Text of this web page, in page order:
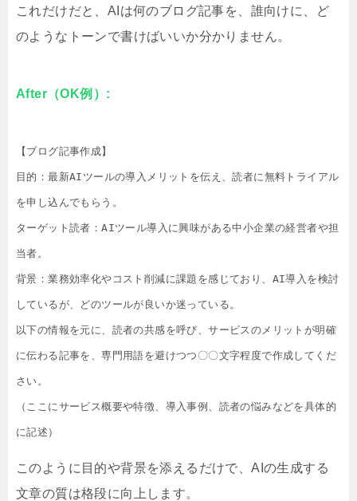
これだけだと、AIは何のブログ記事を、誰向けに、ど
のようなトーンで書けばいいか分かりません。
After（OK例）:
【ブログ記事作成】
目的：最新AIツールの導入メリットを伝え、読者に無料トライアル
を申し込んでもらう。
ターゲット読者：AIツール導入に興味がある中小企業の経営者や担
当者。
背景：業務効率化やコスト削減に課題を感じており、AI導入を検討
しているが、どのツールが良いか迷っている。
以下の情報を元に、読者の共感を呼び、サービスのメリットが明確
に伝わる記事を、専門用語を避けつつ〇〇文字程度で作成してくだ
さい。
（ここにサービス概要や特徴、導入事例、読者の悩みなどを具体的
に記述）
このように目的や背景を添えるだけで、AIの生成する
文章の質は格段に向上します。